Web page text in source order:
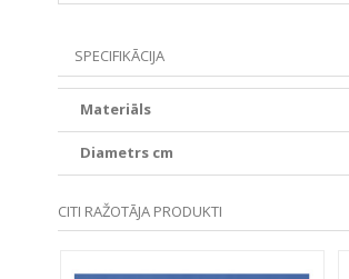
SPECIFIKĀCIJA
Materiāls
Diametrs cm
CITI RAŽOTĀJA PRODUKTI